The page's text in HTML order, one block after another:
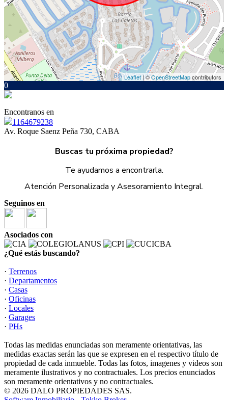
Leaflet| ©OpenStreetMapcontributors
0
Encontranos en
1164679238
Av. Roque Saenz Peña 730, CABA
Buscas tu próxima propiedad?
Te ayudamos a encontrarla.
Atención Personalizada y Asesoramiento Integral.
Seguinos en
Asociados con
¿Qué estás buscando?
· Terrenos
· Departamentos
· Casas
· Oficinas
· Locales
· Garages
· PHs
Todas las medidas enunciadas son meramente orientativas, las
medidas exactas serán las que se expresen en el respectivo título de
propiedad de cada inmueble. Todas las fotos, imagenes y videos son
meramente ilustrativos y no contractuales. Los precios enunciados
son meramente orientativos y no contractuales.
© 2026 DALO PROPIEDADES SAS.